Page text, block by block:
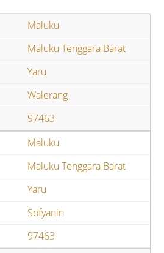
Maluku
Maluku Tenggara Barat
Yaru
Walerang
97463
Maluku
Maluku Tenggara Barat
Yaru
Sofyanin
97463